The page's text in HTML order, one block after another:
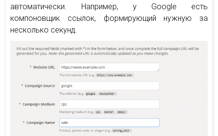
автоматически. Например, у Google есть
компоновщик ссылок, формирующий нужную за
несколько секунд.